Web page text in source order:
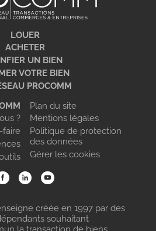
LOUER
ACHETER
UN BIEN
VOTRE BIEN
PROCOMM
?
faire
Plan du site
Mentions légales
Politique de protection
des données
Gérer les cookies
créée en 1997 par des
souhaitant